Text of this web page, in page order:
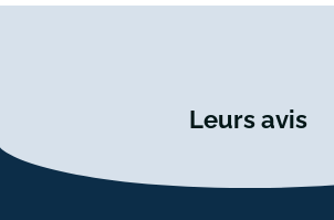
Leurs avis